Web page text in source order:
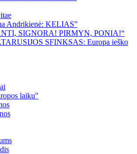
Andrikienė: KELIAS”
SIGNORA! PIRMYN, PONIA!“
SFINKSAS: Europa ieško
laiku"